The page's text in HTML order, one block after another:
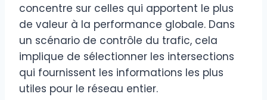
concentre sur celles qui apportent le plus
de valeur à la performance globale. Dans
un scénario de contrôle du trafic, cela
implique de sélectionner les intersections
qui fournissent les informations les plus
utiles pour le réseau entier.